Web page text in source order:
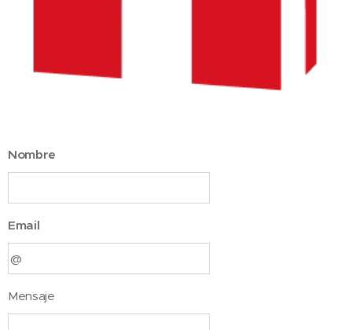
Nombre
Email
Mensaje